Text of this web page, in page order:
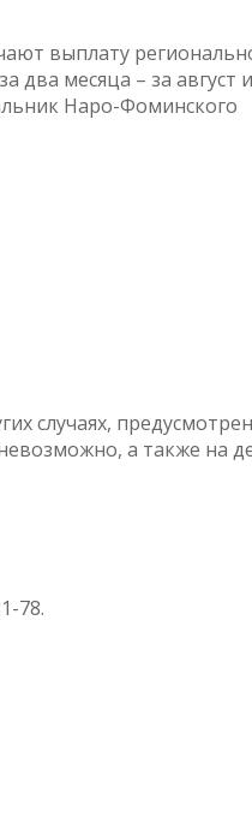
выплату
два месяца – за август
Наро-Фоминского
случаях,
а также на
78.